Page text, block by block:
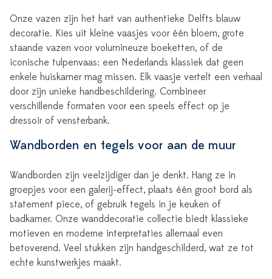
Onze vazen zijn het hart van authentieke Delfts blauw
decoratie. Kies uit kleine vaasjes voor één bloem, grote
staande vazen voor volumineuze boeketten, of de
iconische tulpenvaas: een Nederlands klassiek dat geen
enkele huiskamer mag missen. Elk vaasje vertelt een verhaal
door zijn unieke handbeschildering. Combineer
verschillende formaten voor een speels effect op je
dressoir of vensterbank.
Wandborden en tegels voor aan de muur
Wandborden zijn veelzijdiger dan je denkt. Hang ze in
groepjes voor een galerij-effect, plaats één groot bord als
statement piece, of gebruik tegels in je keuken of
badkamer. Onze wanddecoratie collectie biedt klassieke
motieven en moderne interpretaties allemaal even
betoverend. Veel stukken zijn handgeschilderd, wat ze tot
echte kunstwerkjes maakt.